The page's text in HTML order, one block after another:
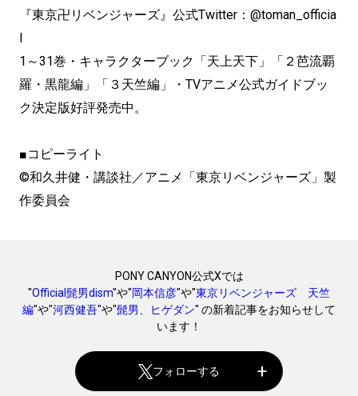
『東京卍リベンジャーズ』公式Twitter：@toman_officia
l
1～31巻・キャラクターブック「天上天下」「２芭流覇
羅・黒龍編」「３天竺編」・TVアニメ公式ガイドブッ
ク決定版好評発売中。
■コピーライト
©和久井健・講談社／アニメ「東京リベンジャーズ」製
作委員会
PONY CANYON公式Xでは
"Official髭男dism"や"岡本信彦"や"東京リベンジャーズ 天竺
編"や"河西健吾"や"髭男、ヒゲダン" の新着記事をお知らせして
います！
フォローする